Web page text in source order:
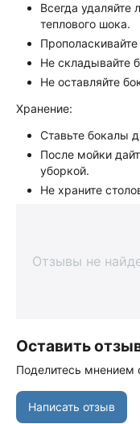
Всегда удаляйте
теплового шока.
Не складывайте
Не оставляйте
Хранение:
Ставьте бокалы
После мойки
уборкой.
Не храните
Отзывы не
Оставить
Поделитесь мнением
Написать отзыв